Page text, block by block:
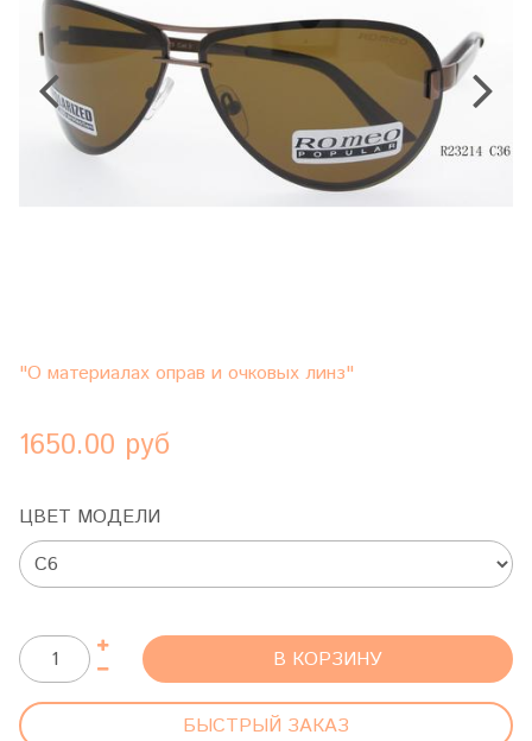
"О материалах оправ и очковых линз"
1650.00 руб
ЦВЕТ МОДЕЛИ
В КОРЗИНУ
БЫСТРЫЙ ЗАКАЗ